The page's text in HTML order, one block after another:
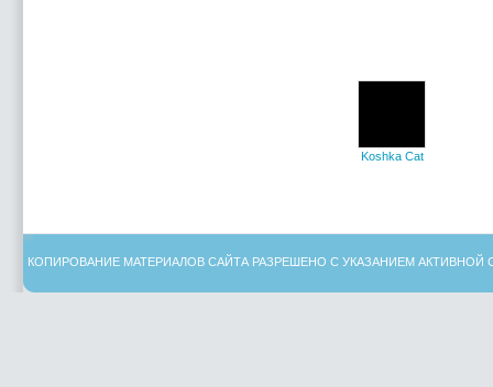
Koshka Cat
КОПИРОВАНИЕ МАТЕРИАЛОВ САЙТА РАЗРЕШЕНО С УКАЗАНИЕМ АКТИВНОЙ